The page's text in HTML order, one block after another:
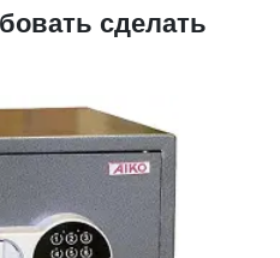
сделать